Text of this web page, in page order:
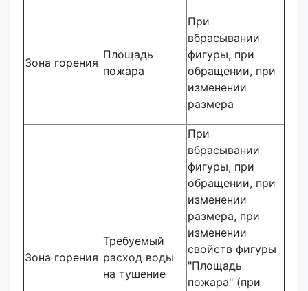
Зона горения
Площадь
пожара
При
вбрасывании
фигуры, при
обращении, при
изменении
размера
Зона горения
Требуемый
расход воды
на тушение
При
вбрасывании
фигуры, при
обращении, при
изменении
размера, при
изменении
свойств фигуры
"Площадь
пожара" (при